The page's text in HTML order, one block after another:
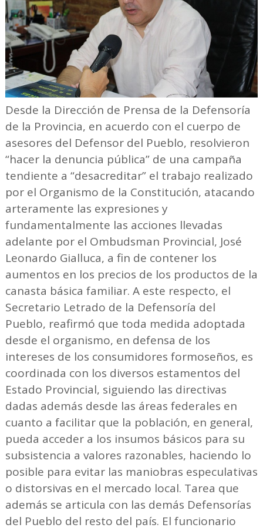
Desde la Dirección de Prensa de la Defensoría
de la Provincia, en acuerdo con el cuerpo de
asesores del Defensor del Pueblo, resolvieron
“hacer la denuncia pública” de una campaña
tendiente a “desacreditar” el trabajo realizado
por el Organismo de la Constitución, atacando
arteramente las expresiones y
fundamentalmente las acciones llevadas
adelante por el Ombudsman Provincial, José
Leonardo Gialluca, a fin de contener los
aumentos en los precios de los productos de la
canasta básica familiar. A este respecto, el
Secretario Letrado de la Defensoría del
Pueblo, reafirmó que toda medida adoptada
desde el organismo, en defensa de los
intereses de los consumidores formoseños, es
coordinada con los diversos estamentos del
Estado Provincial, siguiendo las directivas
dadas además desde las áreas federales en
cuanto a facilitar que la población, en general,
pueda acceder a los insumos básicos para su
subsistencia a valores razonables, haciendo lo
posible para evitar las maniobras especulativas
o distorsivas en el mercado local. Tarea que
además se articula con las demás Defensorías
del Pueblo del resto del país. El funcionario